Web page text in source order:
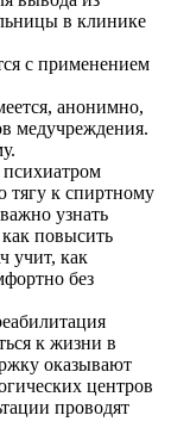
в клинике
с применением
анонимно,
медучреждения.
психиатром
тягу к спиртному
узнать
повысить
учит, как
без
к жизни в
оказывают
центров
проводят